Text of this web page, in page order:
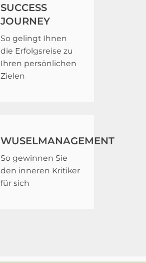
SUCCESS
JOURNEY
So gelingt Ihnen
die Erfolgsreise zu
Ihren persönlichen
Zielen
WUSELMANAGEMENT
So gewinnen Sie
den inneren Kritiker
für sich